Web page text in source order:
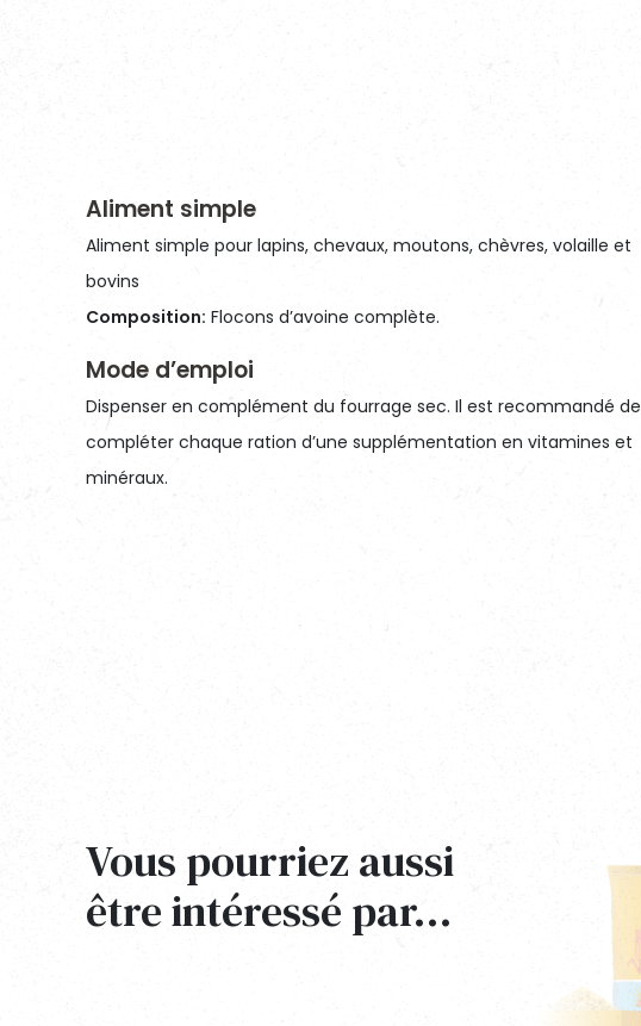
Aliment simple
Aliment simple pour lapins, chevaux, moutons, chèvres, volaille et
bovins
Composition: Flocons d’avoine complète.
Mode d’emploi
Dispenser en complément du fourrage sec. Il est recommandé de
compléter chaque ration d’une supplémentation en vitamines et
minéraux.
Vous pourriez aussi
être intéressé par…